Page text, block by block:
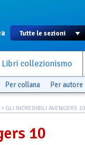
Libri collezionismo
Per collana Per autore
> GLI INCREDIBILI AVENGERS 10
10